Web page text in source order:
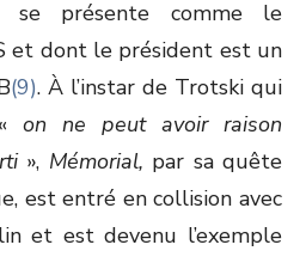
se présente comme le
et dont le président est un
(9). À l’instar de Trotski qui
on ne peut avoir raison
», Mémorial, par sa quête
est entré en collision avec
et est devenu l’exemple